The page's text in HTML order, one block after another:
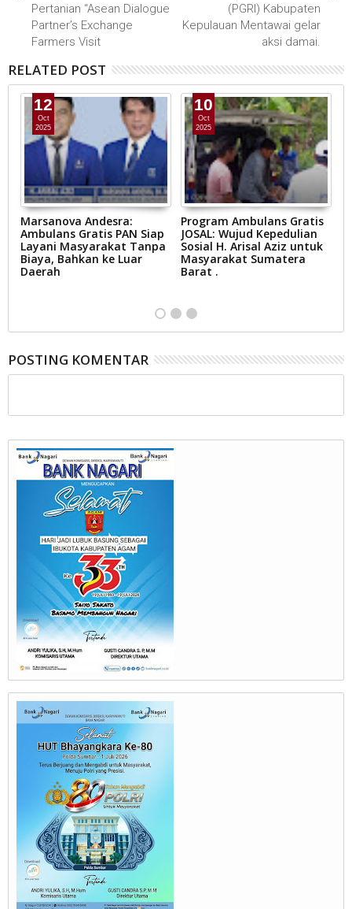
Pertanian “Asean Dialogue
Partner’s Exchange
Farmers Visit
(PGRI) Kabupaten
Kepulauan Mentawai gelar
aksi damai.
RELATED POST
12
Oct
2025
Marsanova Andesra:
Ambulans Gratis PAN Siap
Layani Masyarakat Tanpa
Biaya, Bahkan ke Luar
Daerah
10
Oct
2025
Program Ambulans Gratis
JOSAL: Wujud Kepedulian
Sosial H. Arisal Aziz untuk
Masyarakat Sumatera
Barat .
POSTING KOMENTAR